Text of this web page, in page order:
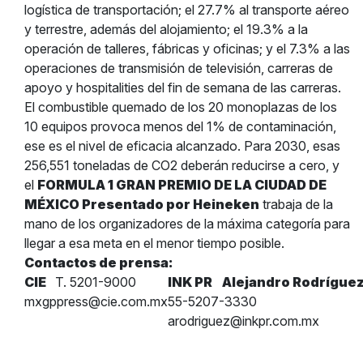
logística de transportación; el 27.7% al transporte aéreo
y terrestre, además del alojamiento; el 19.3% a la
operación de talleres, fábricas y oficinas; y el 7.3% a las
operaciones de transmisión de televisión, carreras de
apoyo y hospitalities del fin de semana de las carreras.
El combustible quemado de los 20 monoplazas de los
10 equipos provoca menos del 1% de contaminación,
ese es el nivel de eficacia alcanzado. Para 2030, esas
256,551 toneladas de CO2 deberán reducirse a cero, y
el FORMULA 1 GRAN PREMIO DE LA CIUDAD DE
MÉXICO Presentado por Heineken trabaja de la
mano de los organizadores de la máxima categoría para
llegar a esa meta en el menor tiempo posible.
Contactos de prensa:
CIE T. 5201-9000
mxgppress@cie.com.mx
INK PR Alejandro
55-5207-3330
arodriguez@inkpr.com.mx